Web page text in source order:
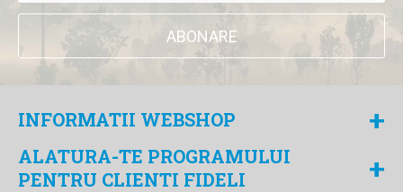
ABONARE
INFORMATII WEBSHOP +
ALATURA-TE PROGRAMULUI
PENTRU CLIENTI FIDELI
+